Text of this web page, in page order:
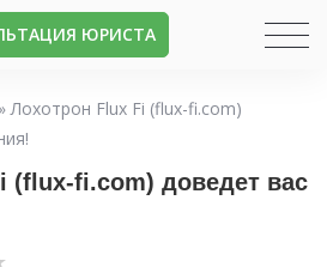
ЮРИСТА
»Лохотрон Flux Fi (flux-fi.com)
(flux-fi.com) доведет вас